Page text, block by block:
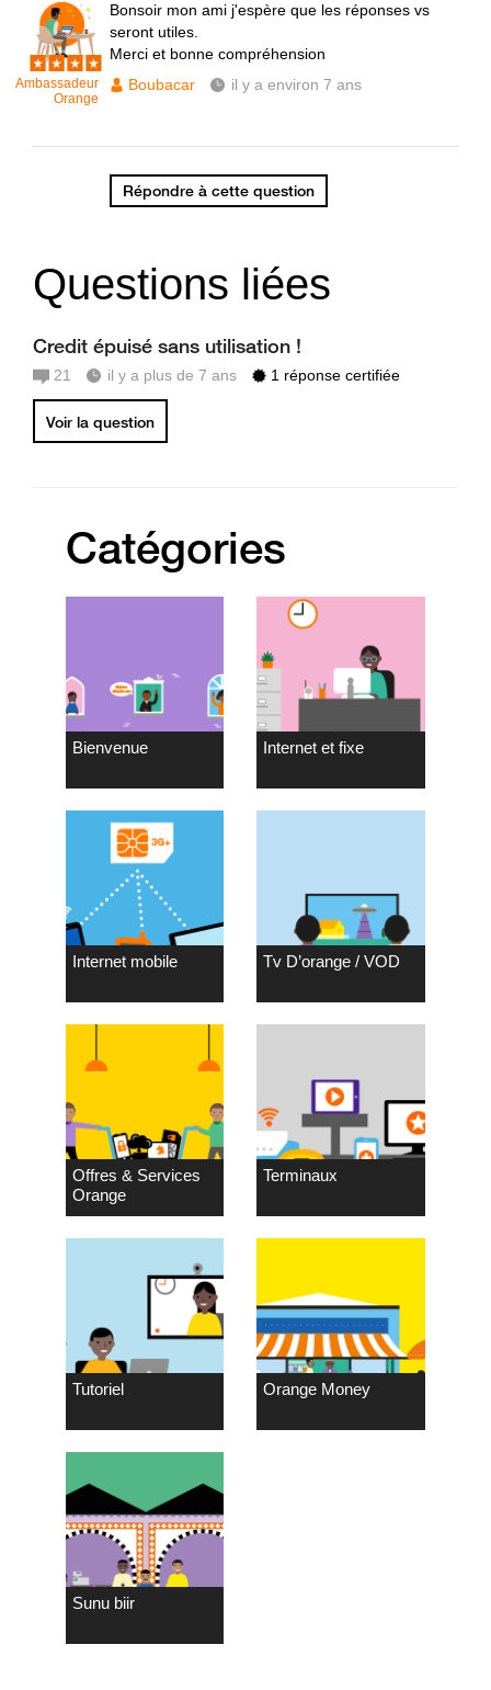
Ambassadeur
Orange
Bonsoir mon ami j'espère que les réponses vs
seront utiles.
Merci et bonne compréhension
Boubacar
il y a environ 7 ans
Répondre à cette question
Questions liées
Credit épuisé sans utilisation !
21 il y a plus de 7 ans 1 réponse certifiée
Voir la question
Catégories
Bienvenue Internet et fixe
Internet mobile Tv D’orange / VOD
Offres & Services
Orange
Terminaux
Tutoriel Orange Money
Sunu biir